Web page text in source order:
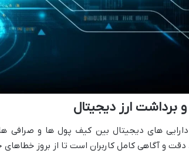
و برداشت ارز دیجیتال
دارایی های دیجیتال بین کیف پول ها و صرافی
دقت و آگاهی کامل کاربران است تا از بروز خطاهای